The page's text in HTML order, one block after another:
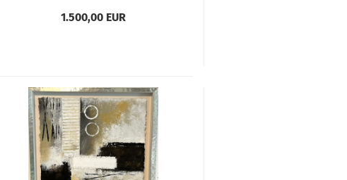
1.500,00 EUR